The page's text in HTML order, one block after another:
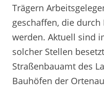
Trägern
geschaffen, die
werden. Aktuell sind
solcher Stellen
Straßenbauamt des
Bauhöfen der